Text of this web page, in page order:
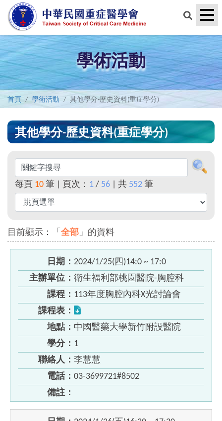
學術活動
首頁 學術活動 其他學分-歷史資料(重症學分)
其他學分-歷史資料(重症學分)
每頁 10 筆 | 頁次： 1 / 56 | 共 552 筆
目前顯示：「 全部 」的資料
日期： 2024/1/25(四)14:0 ~ 17:0
主辦單位： 衛生福利部桃園醫院-胸腔科
課程： 113年度胸腔內科X光討論會
課程表：
地點： 中國醫藥大學新竹附設醫院
學分： 1
聯絡人： 李慧慧
電話： 03-3699721#8502
備註：